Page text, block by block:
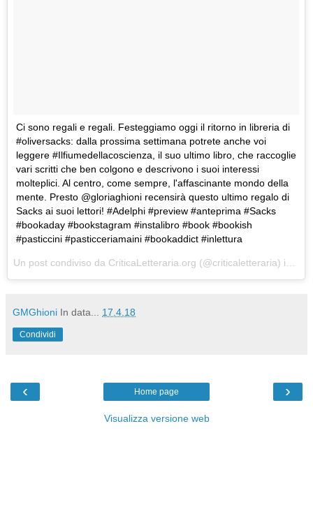
Ci sono regali e regali. Festeggiamo oggi il ritorno in libreria di
#oliversacks: dalla prossima settimana potrete anche voi
leggere #Ilfiumedellacoscienza, il suo ultimo libro, che raccoglie
vari scritti che ben colgono e descrivono i suoi interessi
molteplici. Al centro, come sempre, l'affascinante mondo della
mente. Presto @gloriaghioni recensirà questo ultimo regalo di
Sacks ai suoi lettori! #Adelphi #preview #anteprima #Sacks
#bookaday #bookstagram #instalibro #book #bookish
#pasticcini #pasticceriamaini #bookaddict #inlettura
Un post condiviso da CriticaLetteraria.org (@criticaletteraria) in data:
GMGhioni In data... 17.4.18
Condividi
‹ ›
Home page
Visualizza versione web